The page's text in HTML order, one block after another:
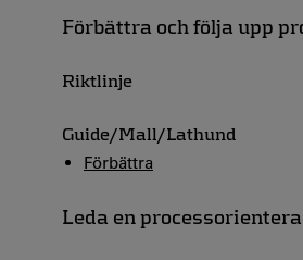
Förbättra och följa upp
Riktlinje
Guide/Mall/Lathund
Förbättra
Leda en